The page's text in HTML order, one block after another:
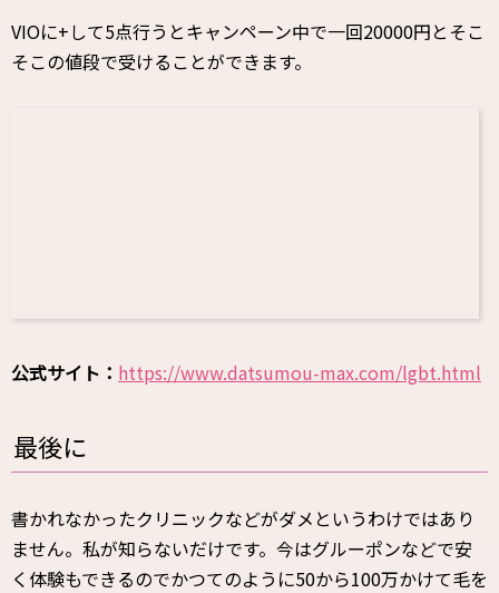
VIOに+して5点行うとキャンペーン中で一回20000円とそこ
そこの値段で受けることができます。
公式サイト： https://www.datsumou-max.com/lgbt.html
最後に
書かれなかったクリニックなどがダメというわけではあり
ません。私が知らないだけです。今はグルーポンなどで安
く体験もできるのでかつてのように50から100万かけて毛を